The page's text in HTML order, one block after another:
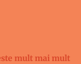
mult mai mult